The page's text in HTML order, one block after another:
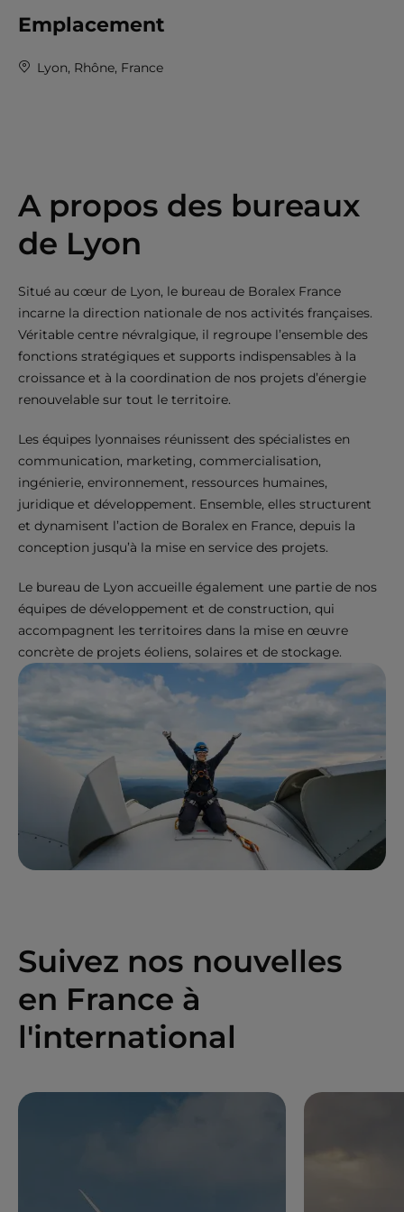
Emplacement
Lyon, Rhône, France
A propos des bureaux
de Lyon
Situé au cœur de Lyon, le bureau de Boralex France
incarne la direction nationale de nos activités françaises.
Véritable centre névralgique, il regroupe l’ensemble des
fonctions stratégiques et supports indispensables à la
croissance et à la coordination de nos projets d’énergie
renouvelable sur tout le territoire.
Les équipes lyonnaises réunissent des spécialistes en
communication, marketing, commercialisation,
ingénierie, environnement, ressources humaines,
juridique et développement. Ensemble, elles structurent
et dynamisent l’action de Boralex en France, depuis la
conception jusqu’à la mise en service des projets.
Le bureau de Lyon accueille également une partie de nos
équipes de développement et de construction, qui
accompagnent les territoires dans la mise en œuvre
concrète de projets éoliens, solaires et de stockage.
Suivez nos nouvelles
en France à
l'international